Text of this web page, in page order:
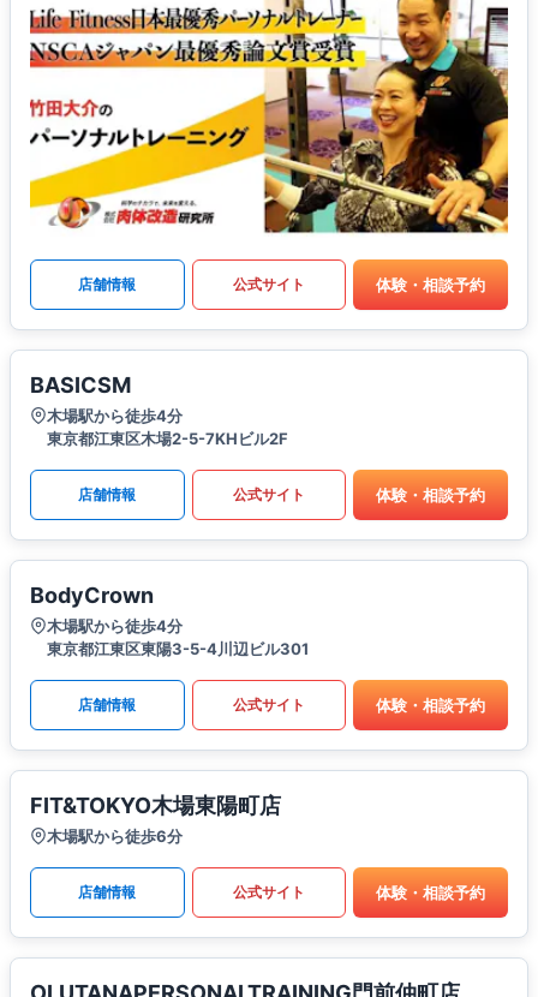
店舗情報 公式サイト 体験・相談予約
BASICSM
木場駅から徒歩4分
東京都江東区木場2-5-7KHビル2F
店舗情報 公式サイト 体験・相談予約
BodyCrown
木場駅から徒歩4分
東京都江東区東陽3-5-4川辺ビル301
店舗情報 公式サイト 体験・相談予約
FIT&TOKYO木場東陽町店
木場駅から徒歩6分
店舗情報 公式サイト 体験・相談予約